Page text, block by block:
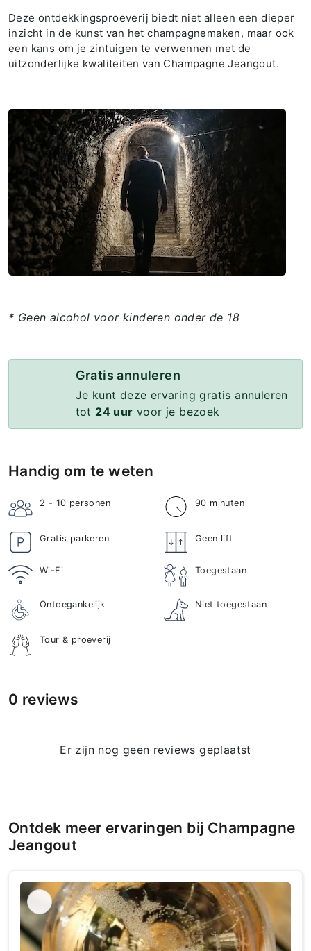
Deze ontdekkingsproeverij biedt niet alleen een dieper
inzicht in de kunst van het champagnemaken, maar ook
een kans om je zintuigen te verwennen met de
uitzonderlijke kwaliteiten van Champagne Jeangout.
* Geen alcohol voor kinderen onder de 18
Gratis annuleren
Je kunt deze ervaring gratis annuleren
tot 24 uur voor je bezoek
Handig om te weten
2 - 10 personen 90 minuten
Gratis parkeren Geen lift
Wi-Fi Toegestaan
Ontoegankelijk Niet toegestaan
Tour & proeverij
0 reviews
Er zijn nog geen reviews geplaatst
Ontdek meer ervaringen bij Champagne
Jeangout